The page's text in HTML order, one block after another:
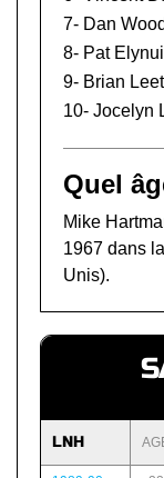
7- Dan
8- Pat
9- Brian
10- Jocelyn
Quel
Mike
1967 dans
Unis).
LNH